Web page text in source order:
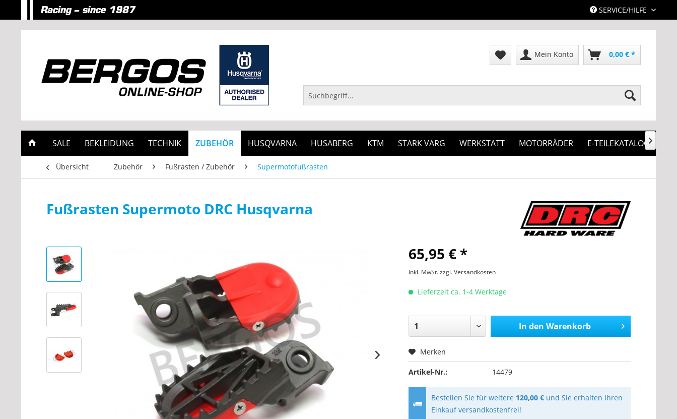
SERVICE/HILFE
Mein Konto 0,00 € *
SALE BEKLEIDUNG TECHNIK ZUBEHÖR HUSQVARNA HUSABERG KTM STARK VARG WERKSTATT MOTORRÄDER E-TEILEKATALOG
Übersicht Zubehör Fußrasten / Zubehör Supermotofußrasten
Fußrasten Supermoto DRC Husqvarna
65,95 € *
inkl. MwSt.zzgl. Versandkosten
Lieferzeit ca. 1-4 Werktage
In den Warenkorb
Merken
Artikel-Nr.: 14479
Bestellen Sie für weitere 120,00 € und Sie erhalten Ihren
Einkauf versandkostenfrei!